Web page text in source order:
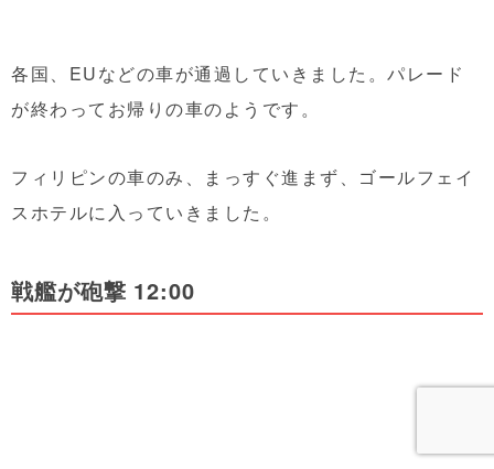
各国、EUなどの車が通過していきました。パレード
が終わってお帰りの車のようです。
フィリピンの車のみ、まっすぐ進まず、ゴールフェイ
スホテルに入っていきました。
戦艦が砲撃 12:00